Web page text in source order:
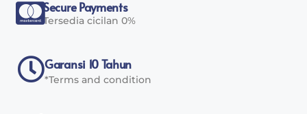
Secure Payments
Tersedia cicilan 0%
Garansi 10 Tahun
*Terms and condition